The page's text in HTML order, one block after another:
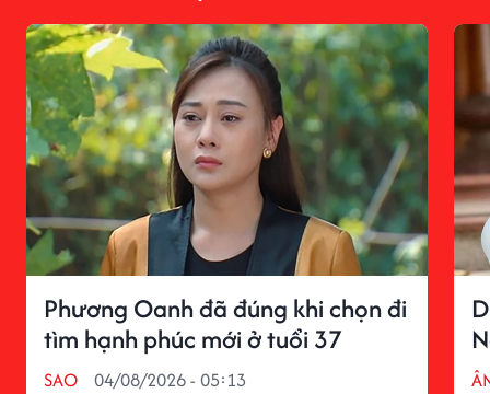
Phương Oanh đã đúng khi chọn đi
tìm hạnh phúc mới ở tuổi 37
SAO 04/08/2026 - 05:13